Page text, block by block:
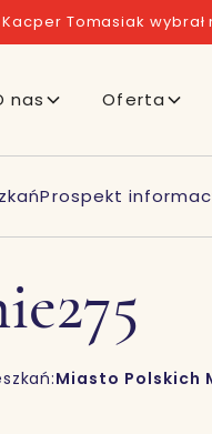
Tomasiak
nas Oferta
Prospekt
275
Miasto Polskich